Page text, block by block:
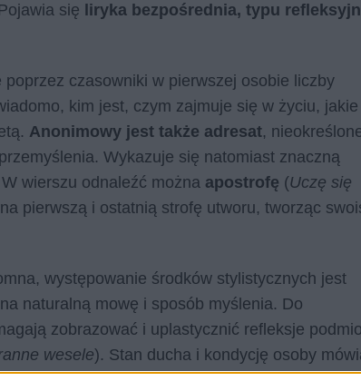
się liryka bezpośrednia, typu
czasowniki w pierwszej osobie liczby
kim jest, czym zajmuje się w życiu,
Anonimowy jest także adresat,
Wykazuje się natomiast znaczną
wierszu odnaleźć można apostrofę (Uczę się
pierwszą i ostatnią strofę utworu, tworząc
występowanie środków stylistycznych jest
naturalną mowę i sposób myślenia. Do
zobrazować i uplastycznić refleksje
wesele). Stan ducha i kondycję osoby
pod wieczór niczemu nie wierzy).